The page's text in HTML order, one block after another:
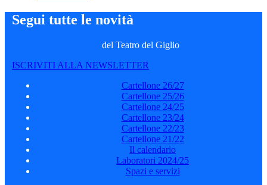
Segui tutte le novità
del Teatro del Giglio
ISCRIVITI ALLA NEWSLETTER
Cartellone 26/27
Cartellone 25/26
Cartellone 24/25
Cartellone 23/24
Cartellone 22/23
Cartellone 21/22
Il calendario
Laboratori 2024/25
Spazi e servizi